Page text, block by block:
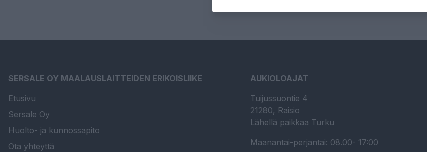
SERSALE OY MAALAUSLAITTEIDEN ERIKOISLIIKE
Etusivu
Sersale Oy
Huolto- ja kunnossapito
Ota yhteyttä
AUKIOLOAJAT
Tuijussuontie 4
21280, Raisio
Lähellä paikkaa Turku
Maanantai-perjantai: 08.00- 17:00